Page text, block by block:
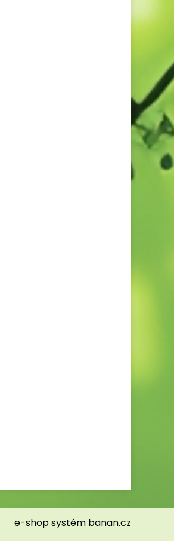
e-shopsystém banan.cz